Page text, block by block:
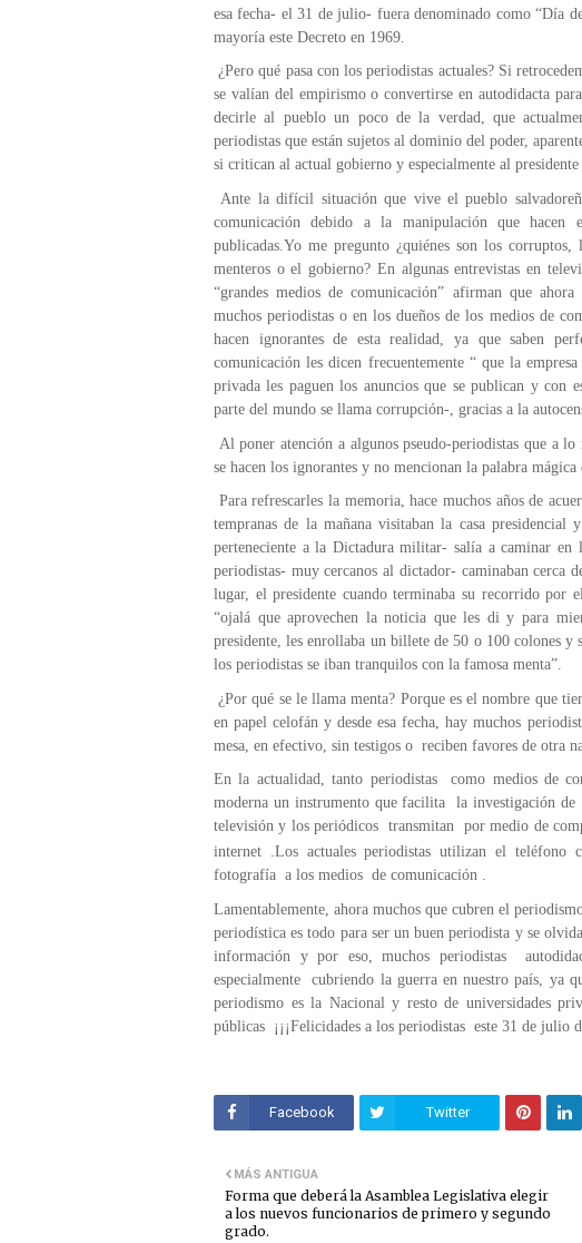
esa fecha- el 31 de julio- fuera denominado como “Día
mayoría este Decreto en 1969.
¿Pero qué pasa con los periodistas actuales? Si
se valían del empirismo o convertirse en autodidacta
decirle al pueblo un poco de la verdad, que
periodistas que están sujetos al dominio del poder,
si critican al actual gobierno y especialmente al
Ante la difícil situación que vive el pueblo
comunicación debido a la manipulación que
publicadas.Yo me pregunto ¿quiénes son los
menteros o el gobierno? En algunas entrevistas en
“grandes medios de comunicación” afirman que
muchos periodistas o en los dueños de los medios de
hacen ignorantes de esta realidad, ya que saben
comunicación les dicen frecuentemente “ que la
privada les paguen los anuncios que se publican y con
parte del mundo se llama corrupción-, gracias a la
Al poner atención a algunos pseudo-periodistas que a
se hacen los ignorantes y no mencionan la palabra
Para refrescarles la memoria, hace muchos años de
tempranas de la mañana visitaban la casa
perteneciente a la Dictadura militar- salía a caminar en
periodistas- muy cercanos al dictador- caminaban cerca
lugar, el presidente cuando terminaba su recorrido por
“ojalá que aprovechen la noticia que les di y para
presidente, les enrollaba un billete de 50 o 100 colones
los periodistas se iban tranquilos con la famosa menta”.
¿Por qué se le llama menta? Porque es el nombre que
en papel celofán y desde esa fecha, hay muchos
mesa, en efectivo, sin testigos o reciben favores de otra
En la actualidad, tanto periodistas como medios de
moderna un instrumento que facilita la investigación
televisión y los periódicos transmitan por medio de
internet .Los actuales periodistas utilizan el
fotografía a los medios de comunicación .
Lamentablemente, ahora muchos que cubren el
periodística es todo para ser un buen periodista y se
información y por eso, muchos periodistas
especialmente cubriendo la guerra en nuestro país,
periodismo es la Nacional y resto de universidades
públicas ¡¡¡Felicidades a los periodistas este 31 de julio
Facebook Twitter
MÁS ANTIGUA
Forma que deberá la Asamblea Legislativa elegir
a los nuevos funcionarios de primero y segundo
grado.